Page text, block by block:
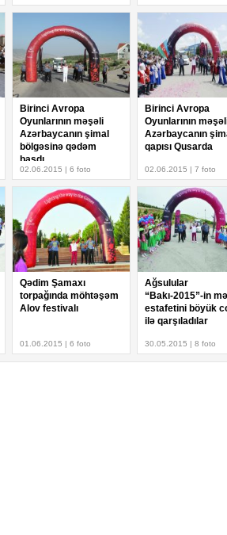
Birinci Avropa
Oyunlarının məşəli
Azərbaycanın şimal
bölgəsinə qədəm
basdı
02.06.2015 | 6 foto
Birinci Avropa
Oyunlarının
Azərbaycanın
qapısı Qusarda
02.06.2015 | 7 foto
Qədim Şamaxı
torpağında möhtəşəm
Alov festivalı
01.06.2015 | 6 foto
Ağsulular
“Bakı-2015”-in
estafetini böyük
ilə qarşıladılar
30.05.2015 | 8 foto